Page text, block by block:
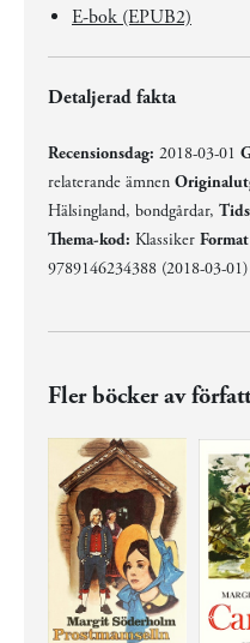
E-bok (EPUB2)
Detaljerad fakta
Recensionsdag: 2018-03-01
relaterande ämnen
Hälsingland, bondgårdar,
Thema-kod: Klassiker
9789146234388 (2018-03-01)
Fler böcker av